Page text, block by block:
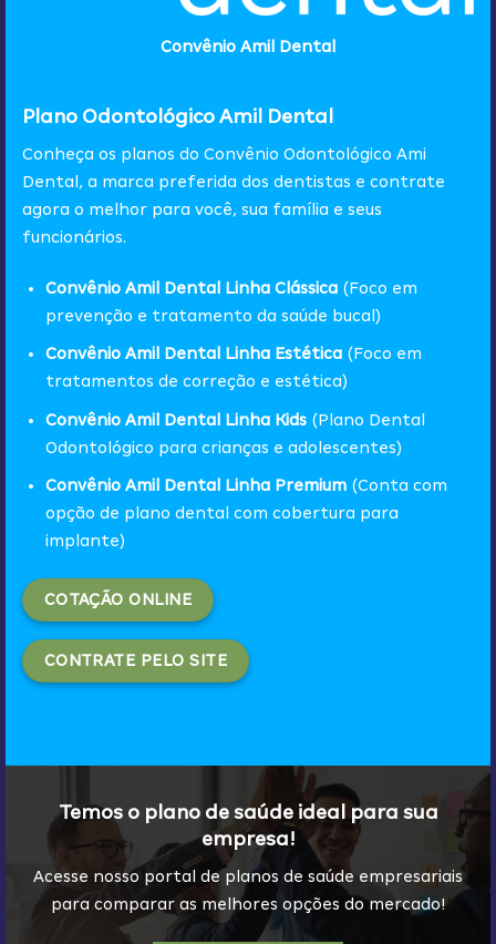
Convênio Amil Dental
Plano Odontológico Amil Dental
Conheça os planos do Convênio Odontológico Ami
Dental, a marca preferida dos dentistas e contrate
agora o melhor para você, sua família e seus
funcionários.
Convênio Amil Dental Linha Clássica (Foco em
prevenção e tratamento da saúde bucal)
Convênio Amil Dental Linha Estética (Foco em
tratamentos de correção e estética)
Convênio Amil Dental Linha Kids (Plano Dental
Odontológico para crianças e adolescentes)
Convênio Amil Dental Linha Premium (Conta com
opção de plano dental com cobertura para
implante)
COTAÇÃO ONLINE
CONTRATE PELO SITE
Temos o plano de saúde ideal para sua
empresa!
Acesse nosso portal de planos de saúde empresariais
para comparar as melhores opções do mercado!